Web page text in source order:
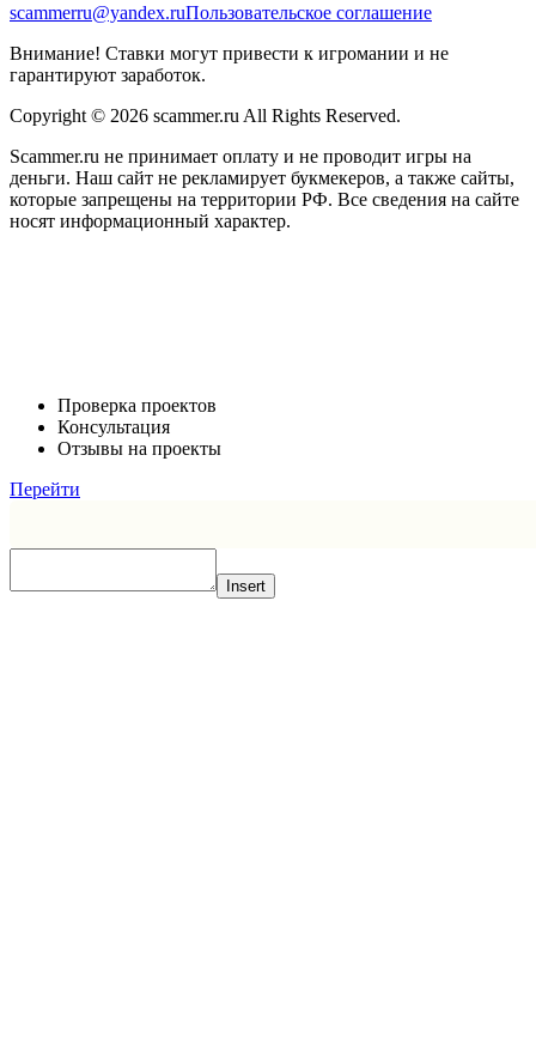
scammerru@yandex.ruПользовательское соглашение
Внимание! Ставки могут привести к игромании и не
гарантируют заработок.
Copyright © 2026 scammer.ru All Rights Reserved.
Scammer.ru не принимает оплату и не проводит игры на
деньги. Наш сайт не рекламирует букмекеров, а также сайты,
которые запрещены на территории РФ. Все сведения на сайте
носят информационный характер.
Проверка проектов
Консультация
Отзывы на проекты
Перейти
Insert